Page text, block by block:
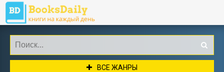
ВСЕ ЖАНРЫ